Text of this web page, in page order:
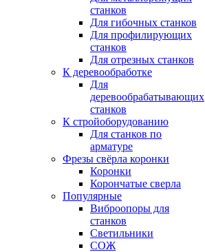
станков
Для гибочных станков
Для профилирующих
станков
Для отрезных станков
К деревообработке
Для
деревообрабатывающих
станков
К стройоборудованию
Для станков по
арматуре
Фрезы свёрла коронки
Коронки
Корончатые сверла
Популярные
Виброопоры для
станков
Светильники
СОЖ